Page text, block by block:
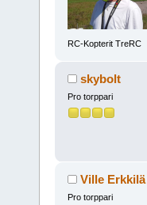
RC-Kopterit TreRC
skybolt
Pro torppari
Ville Erkkilä
Pro torppari